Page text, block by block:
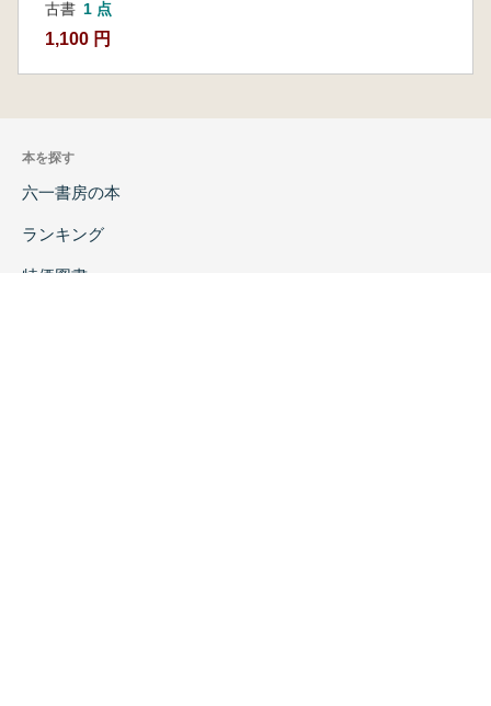
古書 1 点
1,100 円
本を探す
六一書房の本
ランキング
特価図書